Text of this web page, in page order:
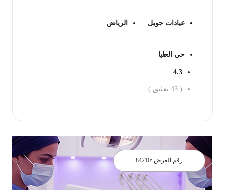
عيادات جويل الرياض
حي العليا
4.3
43 تعليق )
رقم العرض : 84210